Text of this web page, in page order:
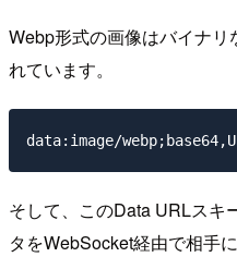
Webp形式の画像はバイナ
れています。
そして、このData URLスキ
タをWebSocket経由で相手